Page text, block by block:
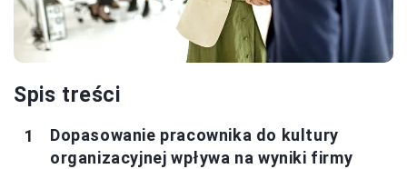
Spis treści
Dopasowanie pracownika do kultury
organizacyjnej wpływa na wyniki firmy